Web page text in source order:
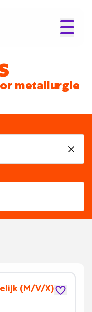
metallurgie
(M/V/X)